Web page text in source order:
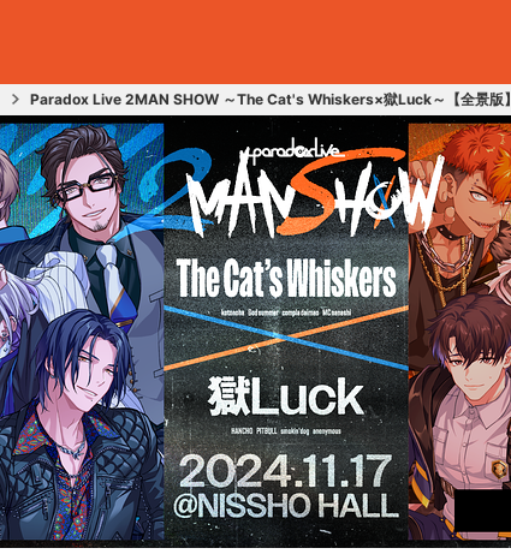
Paradox Live 2MAN SHOW ～The Cat's Whiskers×獄Luck～【全景版】